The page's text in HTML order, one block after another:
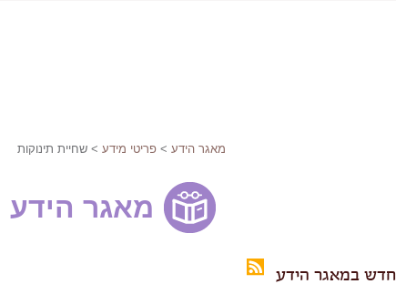
מאגר הידע > פריטי מידע > שחיית תינוקות
מאגר הידע
חדש במאגר הידע